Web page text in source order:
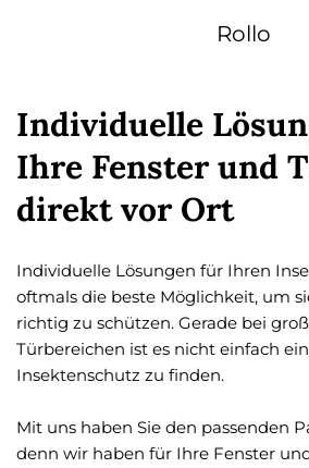
Rollo
Individuelle
Ihre Fenster und
direkt vor Ort
Individuelle Lösungen für Ihren
oftmals die beste Möglichkeit, um
richtig zu schützen. Gerade bei
Türbereichen ist es nicht einfach
Insektenschutz zu finden.
Mit uns haben Sie den passenden
denn wir haben für Ihre Fenster